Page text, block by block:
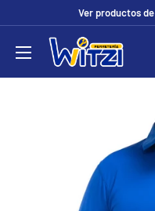
contenido
Ver productos
FERRETERÍA
WITZI